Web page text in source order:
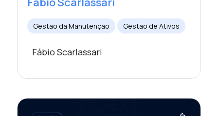
Gestão da Manutenção Gestão de Ativos
Fábio Scarlassari